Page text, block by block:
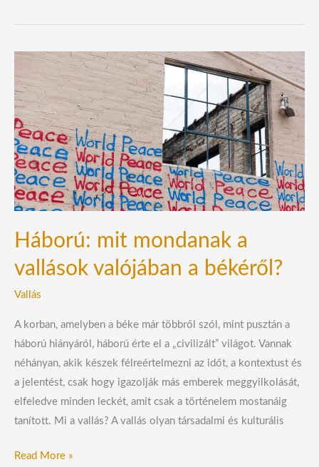
Háború: mit mondanak a
vallások valójában a békéről?
Vallás
A korban, amelyben a béke már többről szól, mint pusztán a
háború hiányáról, háború érte el a „civilizált” világot. Vannak
néhányan, akik készek félreértelmezni az időt, a kontextust és
a jelentést, csak hogy igazolják más emberek meggyilkolását,
elfeledve minden leckét, amit csak a történelem mostanáig
tanított. Mi a vallás? A vallás olyan társadalmi és kulturális
Háború:
mit
mondanak
a
vallások
valójában
a
békéről?
Read More »